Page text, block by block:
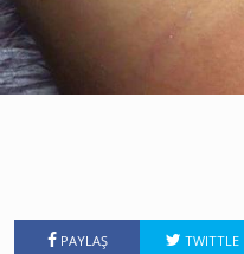
PAYLAŞ TWITTLE